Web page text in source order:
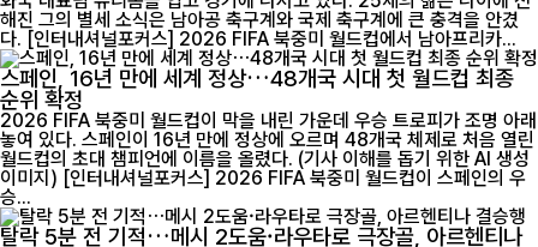
해진 그의 별세 소식은 남아공 축구계와 국제 축구계에 큰 충격을 안겼
다. [인터내셔널포커스] 2026 FIFA 북중미 월드컵에서 남아프리카...
스페인, 16년 만에 세계 정상…48개국 시대 첫 월드컵 최종
순위 확정
2026 FIFA 북중미 월드컵이 막을 내린 가운데 우승 트로피가 조명 아래
놓여 있다. 스페인이 16년 만에 정상에 오르며 48개국 체제로 처음 열린
월드컵의 초대 챔피언에 이름을 올렸다. (기사 이해를 돕기 위한 AI 생성
이미지) [인터내셔널포커스] 2026 FIFA 북중미 월드컵이 스페인의 우
승...
탈락 5분 전 기적…메시 2도움·라우타로 극장골, 아르헨티나